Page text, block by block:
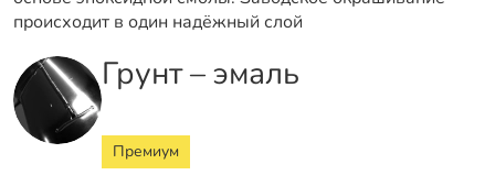
происходит в один надёжный слой
Грунт – эмаль
Премиум